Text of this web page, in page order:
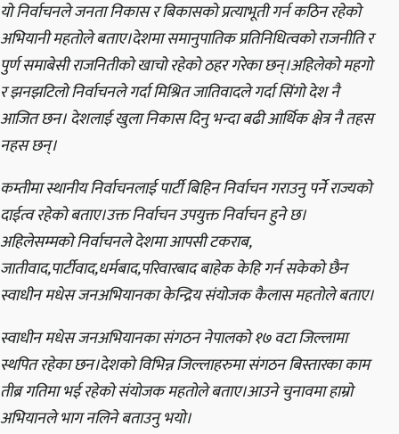
यो निर्वाचनले जनता निकास र बिकासको प्रत्याभूती गर्न कठिन रहेको
अभियानी महतोले बताए।देशमा समानुपातिक प्रतिनिधित्वको राजनीति र
पुर्ण समाबेसी राजनितीको खाचो रहेको ठहर गरेका छन्।अहिलेको महगो
र झनझटिलो निर्वाचनले गर्दा मिश्रित जातिवादले गर्दा सिंगो देश नै
आजित छन। देशलाई खुला निकास दिनु भन्दा बढी आर्थिक क्षेत्र नै तहस
नहस छन्।
कम्तीमा स्थानीय निर्वाचनलाई पार्टी बिहिन निर्वाचन गराउनु पर्ने राज्यको
दाईत्व रहेको बताए।उक्त निर्वाचन उपयुक्त निर्वाचन हुने छ।
अहिलेसम्मको निर्वाचनले देशमा आपसी टकराब,
जातीवाद,पार्टीवाद,धर्मबाद,परिवारबाद बाहेक केहि गर्न सकेको छैन
स्वाधीन मधेस जनअभियानका केन्द्रिय संयोजक कैलास महतोले बताए।
स्वाधीन मधेस जनअभियानका संगठन नेपालको १७ वटा जिल्लामा
स्थपित रहेका छन।देशको विभिन्न जिल्लाहरुमा संगठन बिस्तारका काम
तीब्र गतिमा भई रहेको संयोजक महतोले बताए।आउने चुनावमा हाम्रो
अभियानले भाग नलिने बताउनु भयो।